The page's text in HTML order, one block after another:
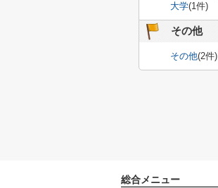
大学(1件)
その他
その他(2件)
総合メニュー